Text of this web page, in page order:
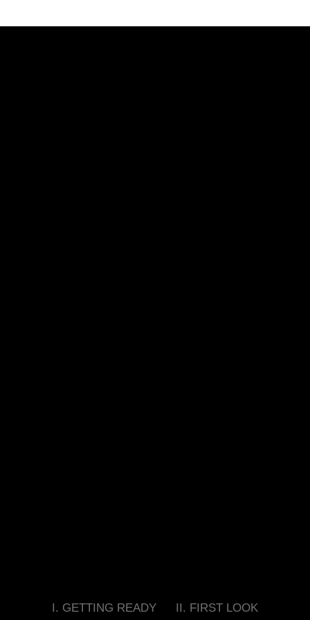
I. GETTING READY
II. FIRST LOOK